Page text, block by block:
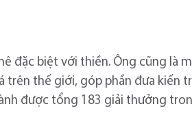
đặc biệt với thiền. Ông cũng là
trên thế giới, góp phần đưa kiến
được tổng 183 giải thưởng